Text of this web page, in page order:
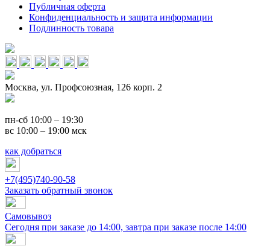
Публичная оферта
Конфиденциальность и защита информации
Подлинность товара
Москва, ул. Профсоюзная, 126 корп. 2
пн-сб 10:00 – 19:30
вс 10:00 – 19:00 мск
как добраться
+7(495)740-90-58
Заказать обратный звонок
Самовывоз
Сегодня при заказе до 14:00, завтра при заказе после 14:00